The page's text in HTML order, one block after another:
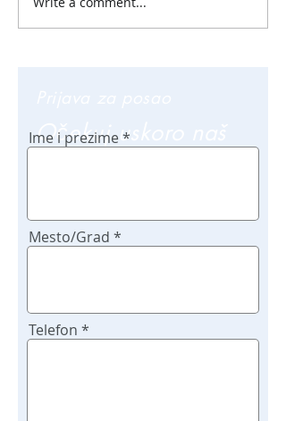
Očekuj uskoro naš
Ime i prezime
Mesto/Grad
Telefon